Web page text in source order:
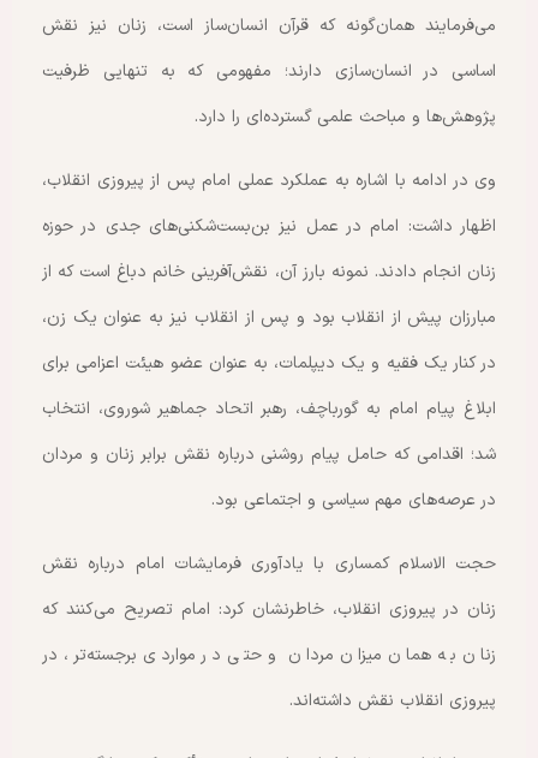
می‌فرمایند همان‌گونه که قرآن انسان‌ساز است، زنان نیز نقش
اساسی در انسان‌سازی دارند؛ مفهومی که به تنهایی ظرفیت
پژوهش‌ها و مباحث علمی گسترده‌ای را دارد.
وی در ادامه با اشاره به عملکرد عملی امام پس از پیروزی انقلاب،
اظهار داشت: امام در عمل نیز بن‌بست‌شکنی‌های جدی در حوزه
زنان انجام دادند. نمونه بارز آن، نقش‌آفرینی خانم دباغ است که از
مبارزان پیش از انقلاب بود و پس از انقلاب نیز به عنوان یک زن،
در کنار یک فقیه و یک دیپلمات، به عنوان عضو هیئت اعزامی برای
ابلاغ پیام امام به گورباچف، رهبر اتحاد جماهیر شوروی، انتخاب
شد؛ اقدامی که حامل پیام روشنی درباره نقش برابر زنان و مردان
در عرصه‌های مهم سیاسی و اجتماعی بود.
حجت الاسلام کمساری با یادآوری فرمایشات امام درباره نقش
زنان در پیروزی انقلاب، خاطرنشان کرد: امام تصریح می‌کنند که
زنان به همان میزان مردان و حتی در مواردی برجسته‌تر، در
پیروزی انقلاب نقش داشته‌اند.